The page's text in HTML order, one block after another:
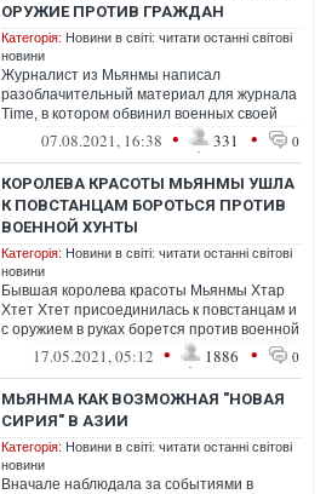
ОРУЖИЕ ПРОТИВ ГРАЖДАН
Категорія: Новини в світі: читати останні світові
новини
Журналист из Мьянмы написал
разоблачительный материал для журнала
Time, в котором обвинил военных своей
страны в том, что они использовали
07.08.2021, 16:38 • 331 • 0
КОРОЛЕВА КРАСОТЫ МЬЯНМЫ УШЛА
К ПОВСТАНЦАМ БОРОТЬСЯ ПРОТИВ
ВОЕННОЙ ХУНТЫ
Категорія: Новини в світі: читати останні світові
новини
Бывшая королева красоты Мьянмы Хтар
Хтет Хтет присоединилась к повстанцам и
с оружием в руках борется против военной
хунты17.05.2021, 05:12 • 1886 • 0
МЬЯНМА КАК ВОЗМОЖНАЯ "НОВАЯ
СИРИЯ" В АЗИИ
Категорія: Новини в світі: читати останні світові
новини
Вначале наблюдала за событиями в